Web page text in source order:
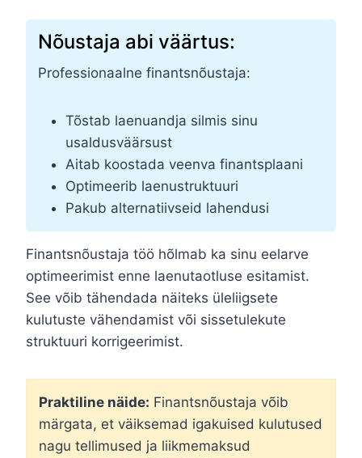
Nõustaja abi väärtus:
Professionaalne finantsnõustaja:
Tõstab laenuandja silmis sinu
usaldusväärsust
Aitab koostada veenva finantsplaani
Optimeerib laenustruktuuri
Pakub alternatiivseid lahendusi
Finantsnõustaja töö hõlmab ka sinu eelarve
optimeerimist enne laenutaotluse esitamist.
See võib tähendada näiteks üleliigsete
kulutuste vähendamist või sissetulekute
struktuuri korrigeerimist.
Praktiline näide: Finantsnõustaja võib
märgata, et väiksemad igakuised kulutused
nagu tellimused ja liikmemaksud